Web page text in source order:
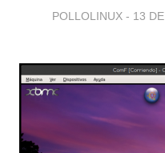
POLLOLINUX - 13